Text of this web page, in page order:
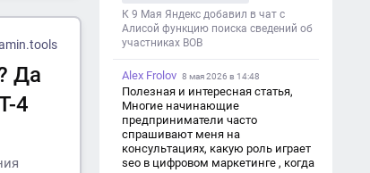
Да
4
К 9 Мая Яндекс добавил в чат с
Алисой функцию поиска сведений об
участниках ВОВ
Alex Frolov 8 мая 2026 в 14:48
Полезная и интересная статья,
Многие начинающие
предприниматели часто
спрашивают меня на
консультациях, какую роль играет
seo в цифровом маркетинге , когда